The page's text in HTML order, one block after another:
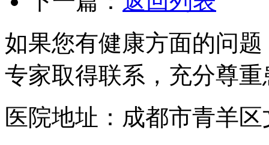
如果您有健康方面的问
专家取得联系，充分尊
医院地址：成都市青羊